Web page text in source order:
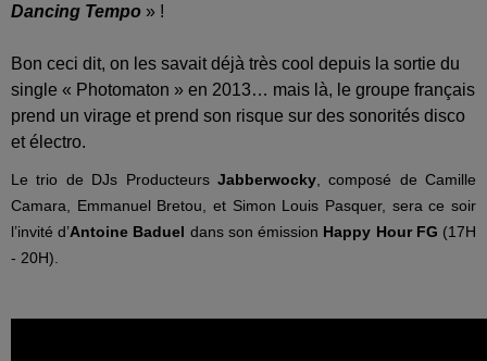
Dancing Tempo » !
Bon ceci dit, on les savait déjà très cool depuis la sortie du
single « Photomaton » en 2013… mais là, le groupe français
prend un virage et prend son risque sur des sonorités disco
et électro.
Le trio de DJs Producteurs Jabberwocky, composé de Camille
Camara, Emmanuel Bretou, et Simon Louis Pasquer, sera ce soir
l’invité d’Antoine Baduel dans son émission Happy Hour FG (17H
- 20H).